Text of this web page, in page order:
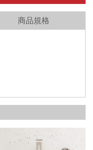
商品規格